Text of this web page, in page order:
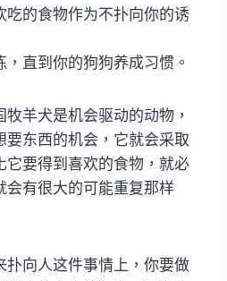
吃的食物作为不扑向你的诱
直到你的狗狗养成习惯。
羊犬是机会驱动的动物，
要东西的机会，它就会采取
它要得到喜欢的食物，就必
会有很大的可能重复那样
扑向人这件事情上，你要做